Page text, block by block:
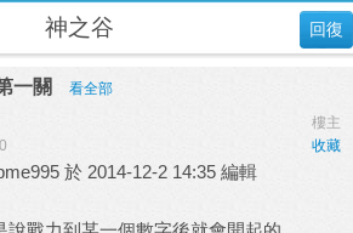
回復
神之谷
一關 看全部
樓主
收藏
於 2014-12-2 14:35 編輯